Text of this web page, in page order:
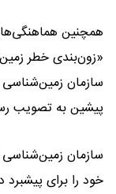
همچنین
سازمان
پیشین به تصویب
سازمان
خود را برای